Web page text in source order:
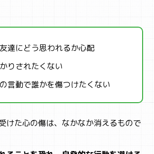
達にどう思われるか心配
りされたくない
言動で誰かを傷つけたくない
けた心の傷は、なかなか消えるもので